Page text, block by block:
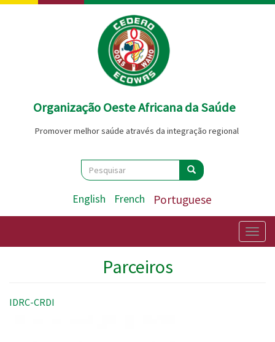
Passar
Organização Oeste Africana da Saúde
Promover melhor saúde através da integração regional
Search
Pesquisar Pesquisar
English French Portuguese
Parceiros
IDRC-CRDI